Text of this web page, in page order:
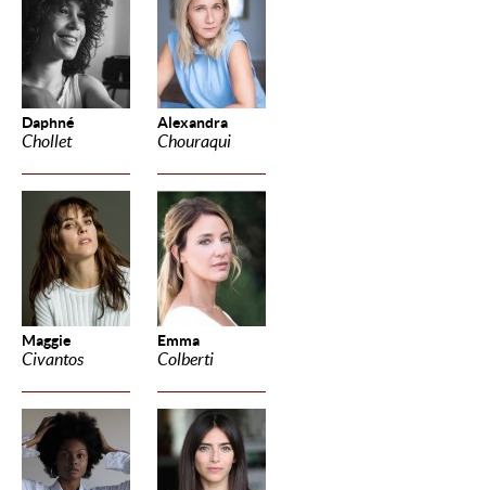
Daphné
Chollet
Alexandra
Chouraqui
Maggie
Civantos
Emma
Colberti